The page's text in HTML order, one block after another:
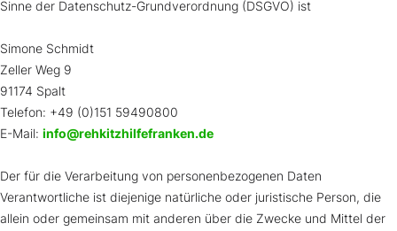
Sinne der Datenschutz-Grundverordnung (DSGVO) ist
Simone Schmidt
Zeller Weg 9
91174 Spalt
Telefon: +49 (0)151 59490800
E-Mail: info@rehkitzhilfefranken.de
Der für die Verarbeitung von personenbezogenen Daten
Verantwortliche ist diejenige natürliche oder juristische Person, die
allein oder gemeinsam mit anderen über die Zwecke und Mittel der